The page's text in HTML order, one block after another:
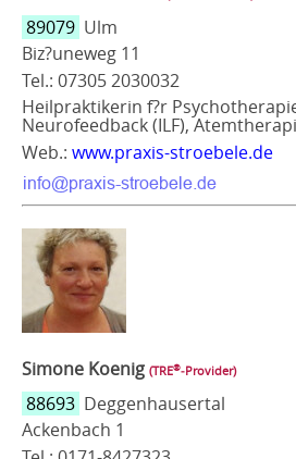
89079 Ulm
Biz?uneweg 11
Tel.: 07305 2030032
Heilpraktikerin f?r
Neurofeedback (ILF),
Web.: www.praxis-stroebele.de
Simone Koenig (TRE®‑Provider)
88693 Deggenhausertal
Ackenbach 1